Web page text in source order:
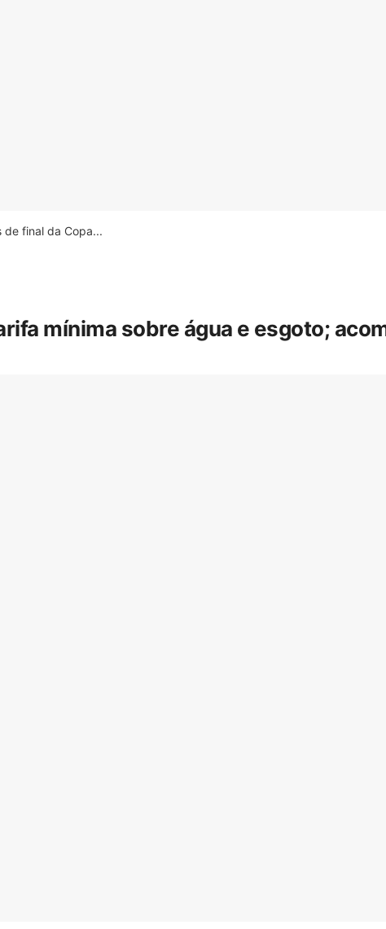
de final da Copa...
mínima sobre água e esgoto;